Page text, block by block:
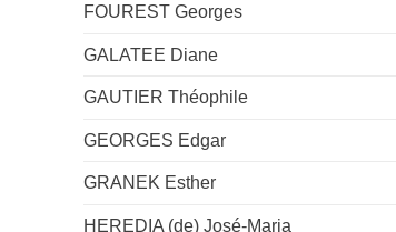
FOUREST Georges
GALATEE Diane
GAUTIER Théophile
GEORGES Edgar
GRANEK Esther
HEREDIA (de) José-Maria